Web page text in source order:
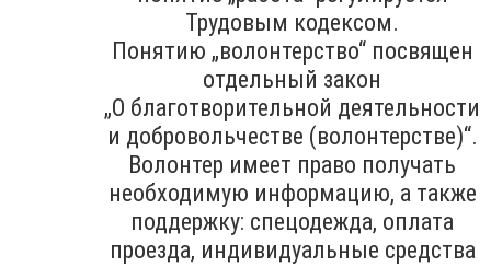
Трудовым кодексом.
Понятию „волонтерство“ посвящен
отдельный закон
„О благотворительной деятельности
и добровольчестве (волонтерстве)“.
Волонтер имеет право получать
необходимую информацию, а также
поддержку: спецодежда, оплата
проезда, индивидуальные средства